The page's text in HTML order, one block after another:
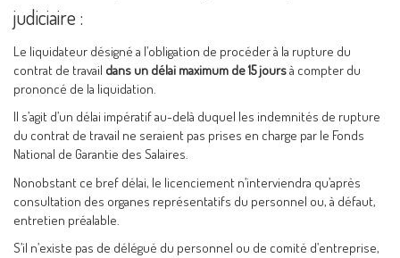
judiciaire :
Le liquidateur désigné a l’obligation de procéder à la rupture du
contrat de travail dans un délai maximum de 15 joursà compter du
prononcé de la liquidation.
Il s’agit d’un délai impératif au-delà duquel les indemnités de rupture
du contrat de travail ne seraient pas prises en charge par le Fonds
National de Garantie des Salaires.
Nonobstant ce bref délai, le licenciement n’interviendra qu’après
consultation des organes représentatifs du personnel ou, à défaut,
entretien préalable.
S’il n’existe pas de délégué du personnel ou de comité d’entreprise,